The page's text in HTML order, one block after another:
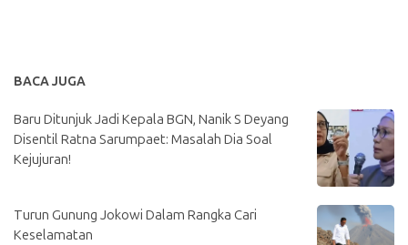
BACA JUGA
Baru Ditunjuk Jadi Kepala BGN, Nanik S Deyang
Disentil Ratna Sarumpaet: Masalah Dia Soal
Kejujuran!
Turun Gunung Jokowi Dalam Rangka Cari
Keselamatan